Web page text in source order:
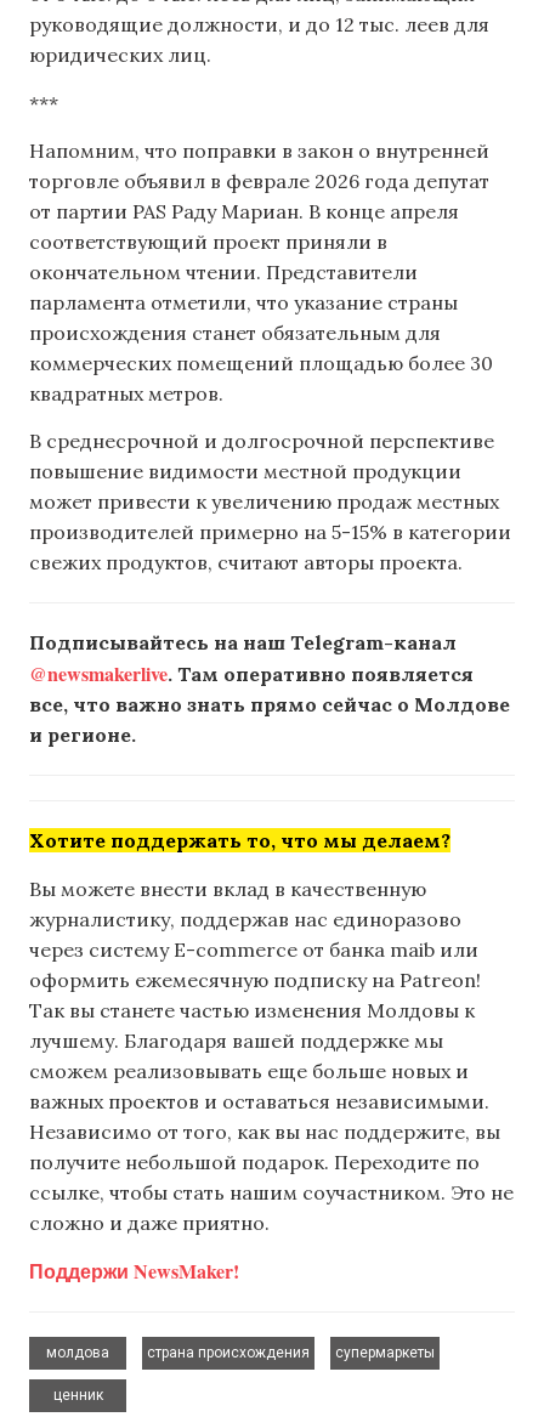
руководящие должности, и до 12 тыс. леев для
юридических лиц.
***
Напомним, что поправки в закон о внутренней
торговле объявил ​​в феврале 2026 года депутат
от партии PAS Раду Мариан. В конце апреля
соответствующий проект приняли в
окончательном чтении. Представители
парламента отметили, что указание страны
происхождения станет обязательным для
коммерческих помещений площадью более 30
квадратных метров.
В среднесрочной и долгосрочной перспективе
повышение видимости местной продукции
может привести к увеличению продаж местных
производителей примерно на 5-15% в категории
свежих продуктов, считают авторы проекта.
Подписывайтесь на наш Telegram-канал
@newsmakerlive. Там оперативно появляется
все, что важно знать прямо сейчас о Молдове
и регионе.
Хотите поддержать то, что мы делаем?
Вы можете внести вклад в качественную
журналистику, поддержав нас единоразово
через систему E-commerce от банка maib или
оформить ежемесячную подписку на Patreon!
Так вы станете частью изменения Молдовы к
лучшему. Благодаря вашей поддержке мы
сможем реализовывать еще больше новых и
важных проектов и оставаться независимыми.
Независимо от того, как вы нас поддержите, вы
получите небольшой подарок. Переходите по
ссылке, чтобы стать нашим соучастником. Это не
сложно и даже приятно.
Поддержи NewsMaker!
молдова
страна происхождения
супермаркеты
ценник